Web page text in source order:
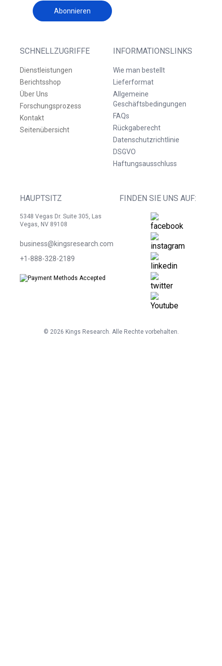
SCHNELLZUGRIFFE
Dienstleistungen
Berichtsshop
Über Uns
Forschungsprozess
Kontakt
Seitenübersicht
INFORMATIONSLINKS
Wie man bestellt
Lieferformat
Allgemeine
Geschäftsbedingungen
FAQs
Rückgaberecht
Datenschutzrichtlinie
DSGVO
Haftungsausschluss
HAUPTSITZ
5348 Vegas Dr. Suite 305, Las
Vegas, NV 89108
business@kingsresearch.com
+1-888-328-2189
FINDEN SIE UNS AUF:
Abonnieren
© 2026 Kings Research. Alle Rechte vorbehalten.